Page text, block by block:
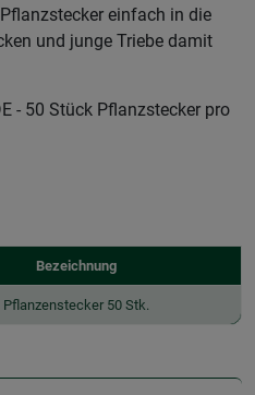
Pflanzstecker einfach in die
und junge Triebe damit
- 50 Stück Pflanzstecker pro
Bezeichnung
Pflanzenstecker 50 Stk.